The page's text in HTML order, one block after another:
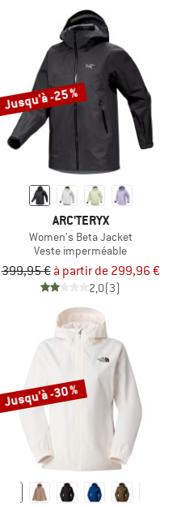
Jusqu'à -25 %
ARC'TERYX
Women's Beta Jacket
Veste imperméable
399,95 € à partir de 299,96 €
2,0(3)
Jusqu'à -30 %